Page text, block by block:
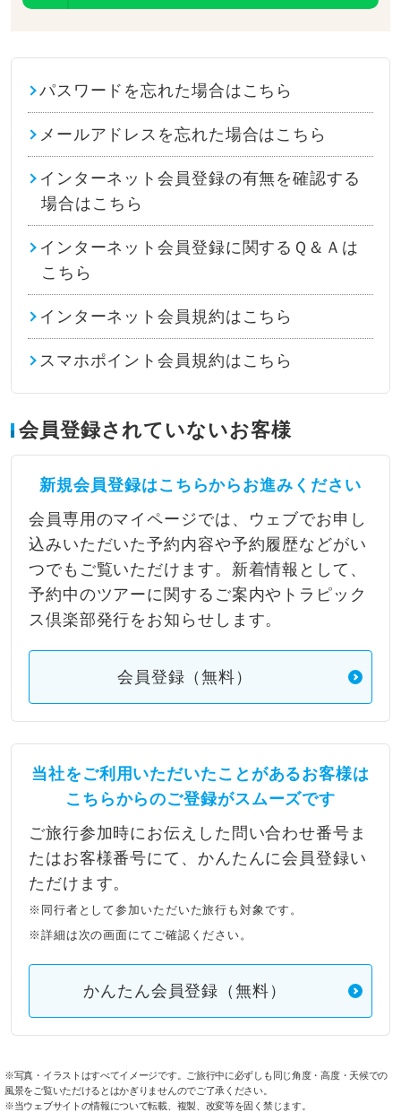
パスワードを忘れた場合はこちら
メールアドレスを忘れた場合はこちら
インターネット会員登録の有無を確認する
場合はこちら
インターネット会員登録に関するＱ＆Ａは
こちら
インターネット会員規約はこちら
スマホポイント会員規約はこちら
会員登録されていないお客様
新規会員登録はこちらからお進みください
会員専用のマイページでは、ウェブでお申し
込みいただいた予約内容や予約履歴などがい
つでもご覧いただけます。新着情報として、
予約中のツアーに関するご案内やトラピック
ス倶楽部発行をお知らせします。
会員登録（無料）
当社をご利用いただいたことがあるお客様は
こちらからのご登録がスムーズです
ご旅行参加時にお伝えした問い合わせ番号ま
たはお客様番号にて、かんたんに会員登録い
ただけます。
※同行者として参加いただいた旅行も対象です。
※詳細は次の画面にてご確認ください。
かんたん会員登録（無料）
※写真・イラストはすべてイメージです。ご旅行中に必ずしも同じ角度・高度・天候での
風景をご覧いただけるとはかぎりませんのでご了承ください。
※当ウェブサイトの情報について転載、複製、改変等を固く禁じます。